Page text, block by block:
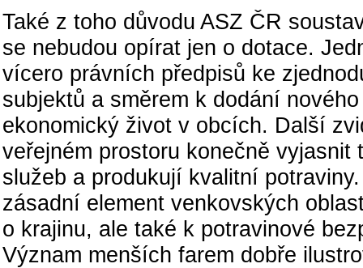
Také z toho důvodu ASZ ČR
se nebudou opírat jen o dotace.
vícero právních předpisů ke
subjektů a směrem k dodání
ekonomický život v obcích. Další
veřejném prostoru konečně
služeb a produkují kvalitní
zásadní element venkovských
o krajinu, ale také k potravinové
Význam menších farem dobře